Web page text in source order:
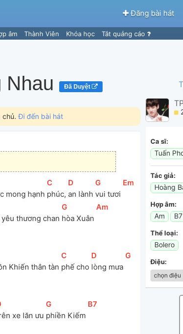
Đăng bài hát
âm Thành Viên Khóa học Tắt quảng cáo
Đã Duyệt
chủ.Đi đến bài hát
mong hạnh
[
C
phúc,
[D
an lành
[
G
vui tươi
[Em
thương chan
[
G
hòa Xuân
[
Am
Khiến thân tàn
[
C
phế cho
[D
lòng mưa
[
G
xe lăn ưu
[
G
phiền Kiếm
[B7
Ca sĩ:
Tuấn
Tác giả:
Hoàng
Hợp âm:
Am B7
Thể loại:
Bolero
Điệu:
chọn điệu